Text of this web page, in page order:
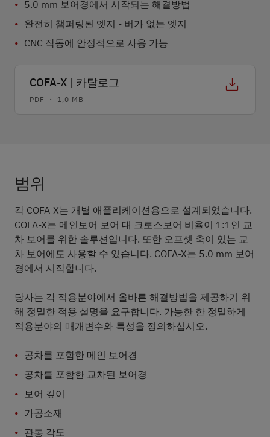
5.0 mm 보어경에서 시작되는 해결방법
완전히 챔퍼링된 엣지 - 버가 없는 엣지
CNC 작동에 안정적으로 사용 가능
COFA-X | 카탈로그
PDF ・ 1,0 MB
범위
각 COFA-X는 개별 애플리케이션용으로 설계되었습니다.
COFA-X는 메인보어 보어 대 크로스보어 비율이 1:1인 교
차 보어를 위한 솔루션입니다. 또한 오프셋 축이 있는 교
차 보어에도 사용할 수 있습니다. COFA-X는 5.0 mm 보어
경에서 시작합니다.
당사는 각 적용분야에서 올바른 해결방법을 제공하기 위
해 정밀한 적용 설명을 요구합니다. 가능한 한 정밀하게
적용분야의 매개변수와 특성을 정의하십시오.
공차를 포함한 메인 보어경
공차를 포함한 교차된 보어경
보어 깊이
가공소재
관통 각도